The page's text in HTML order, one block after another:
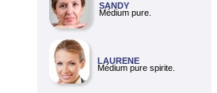
SANDY
Médium pure.
LAURENE
Médium pure spirite.